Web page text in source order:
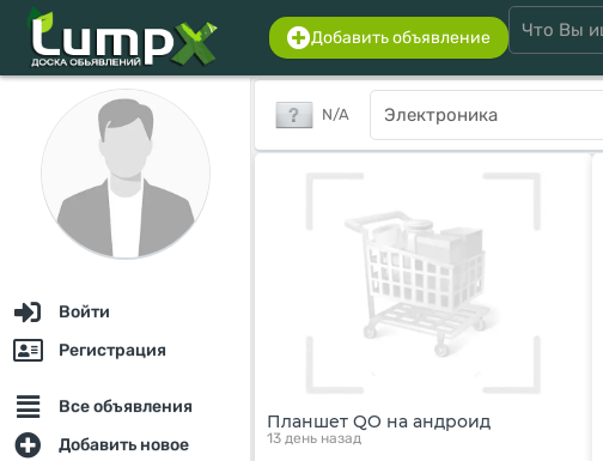
Добавить объявление
Войти
Регистрация
Все объявления
Добавить новое
N/A
Планшет QO на андроид
13 день назад